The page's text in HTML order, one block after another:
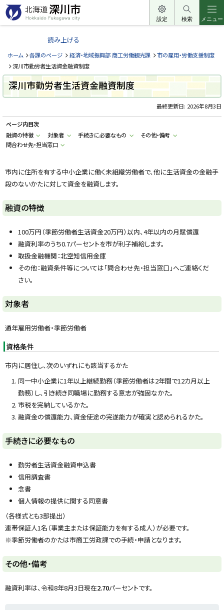
本
文
へ
ー
北
道
深
川
市
H
k
a
d
o
a
g
a
a
c
i
設定 検索 メニュー
読み上げる
ホーム 各課のページ 経済・地域振興部 商工労働観光課
市の雇用・労働支援制度
深川市勤労者生活資金融資制度
深川市勤労者生活資金融資制度
最終更新日: 2026年8月3日
ページ内目次
融資の特徴
対象者 手続きに必要なもの
その他・備考
問合わせ先・担当窓口
市内に住所を有する中小企業に働く未組織労働者で、他に生活資金の金融手
段のないかたに対して資金を融資します。
融資の特徴
100万円（季節労働者生活資金20万円）以内、4年以内の月賦償還
融資利率のうち0.7パーセントを市が利子補給します。
取扱金融機関：北空知信用金庫
その他：融資条件等については「問合わせ先・担当窓口」へご連絡くだ
さい。
ト
ッ
プ
戻
る
対象者
通年雇用労働者・季節労働者
資格条件
市内に居住し、次のいずれにも該当するかた
同一中小企業に1年以上継続勤務（季節労働者は2年間で12カ月以上
勤務）し、引き続き同職場に勤務する意志が強固なかた。
市税を完納しているかた。
融資金の償還能力、資金使途の完遂能力が確実と認められるかた。
ト
ッ
プ
に
戻
る
手続きに必要なもの
勤労者生活資金融資申込書
信用調査書
念書
個人情報の提供に関する同意書
（各様式とも3部提出）
連帯保証人1名（事業主または保証能力を有する成人）が必要です。
※季節労働者のかたは市商工労政課での手続・申請となります。
ト
ッ
プ
その他・備考
融資利率は、令和8年8月3日現在2.70パーセントです。